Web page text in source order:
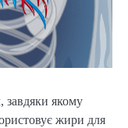
завдяки якому
жири для